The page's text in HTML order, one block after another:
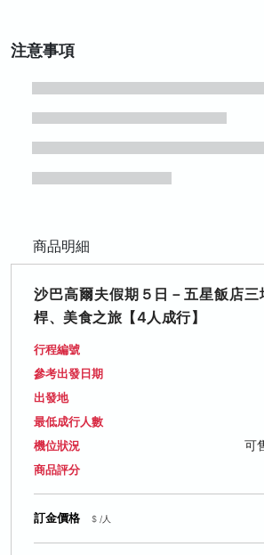
注意事項
商品明細
沙巴高爾夫假期５日－五星飯店三
桿、美食之旅【4人成行】
行程編號
參考出發日期
出發地
最低成行人數
機位狀況 可
商品評分
訂金價格 $ /人